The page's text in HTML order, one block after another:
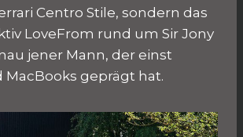
Centro Stile, sondern das
LoveFrom rund um Sir Jony
jener Mann, der einst
MacBooks geprägt hat.